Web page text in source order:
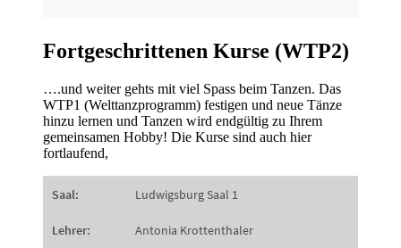
Fortgeschrittenen Kurse (WTP2)
….und weiter gehts mit viel Spass beim Tanzen. Das
WTP1 (Welttanzprogramm) festigen und neue Tänze
hinzu lernen und Tanzen wird endgültig zu Ihrem
gemeinsamen Hobby! Die Kurse sind auch hier
fortlaufend,